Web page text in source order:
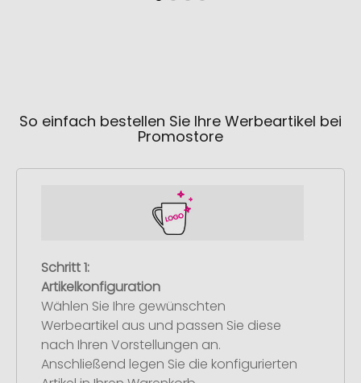
So einfach bestellen Sie Ihre Werbeartikel bei
Promostore
Schritt 1:
Artikelkonfiguration
Wählen Sie Ihre gewünschten
Werbeartikel aus und passen Sie diese
nach Ihren Vorstellungen an.
Anschließend legen Sie die konfigurierten